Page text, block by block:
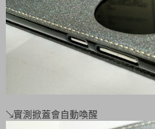
↘實測掀蓋會自動喚醒